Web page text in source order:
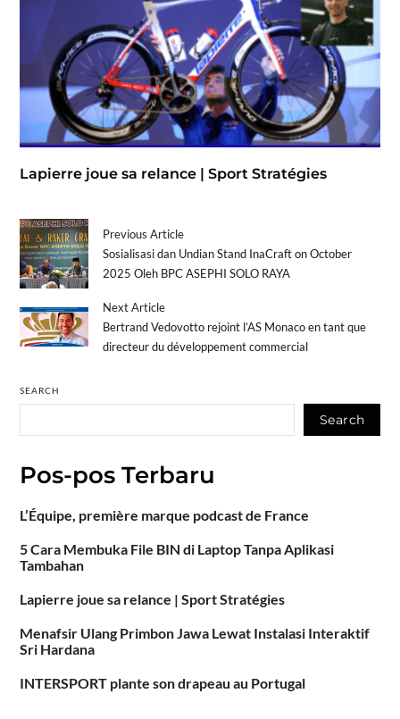
Lapierre joue sa relance | Sport Stratégies
Previous Article
Sosialisasi dan Undian Stand InaCraft on October
2025 Oleh BPC ASEPHI SOLO RAYA
Next Article
Bertrand Vedovotto rejoint l’AS Monaco en tant que
directeur du développement commercial
SEARCH
Search
Pos-pos Terbaru
L’Équipe, première marque podcast de France
5 Cara Membuka File BIN di Laptop Tanpa Aplikasi
Tambahan
Lapierre joue sa relance | Sport Stratégies
Menafsir Ulang Primbon Jawa Lewat Instalasi Interaktif
Sri Hardana
INTERSPORT plante son drapeau au Portugal